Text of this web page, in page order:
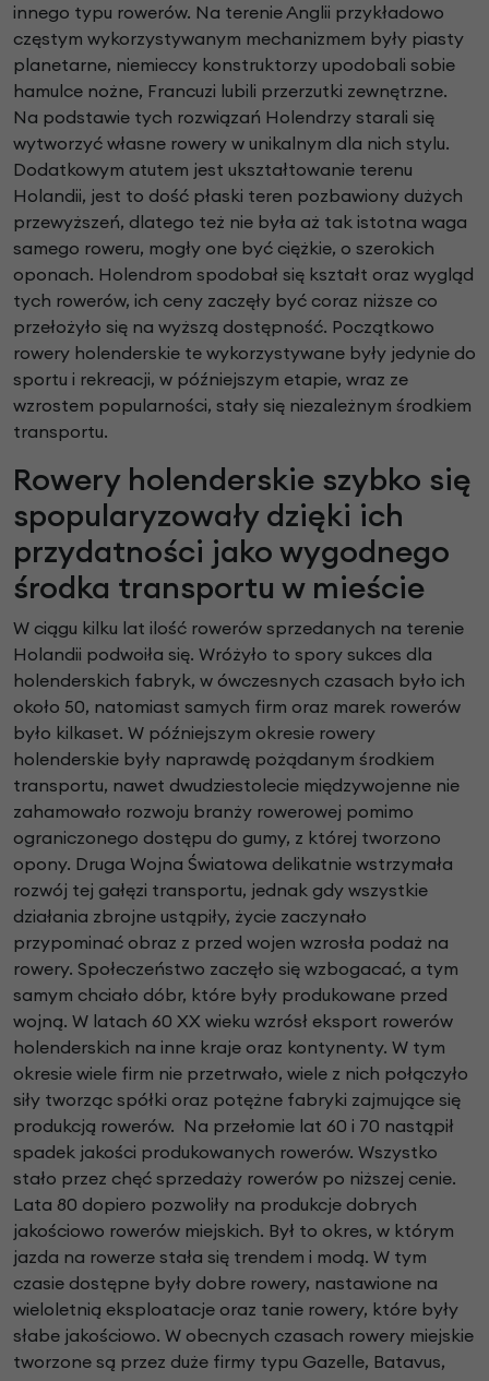
innego typu rowerów. Na terenie Anglii przykładowo
częstym wykorzystywanym mechanizmem były piasty
planetarne, niemieccy konstruktorzy upodobali sobie
hamulce nożne, Francuzi lubili przerzutki zewnętrzne.
Na podstawie tych rozwiązań Holendrzy starali się
wytworzyć własne rowery w unikalnym dla nich stylu.
Dodatkowym atutem jest ukształtowanie terenu
Holandii, jest to dość płaski teren pozbawiony dużych
przewyższeń, dlatego też nie była aż tak istotna waga
samego roweru, mogły one być ciężkie, o szerokich
oponach. Holendrom spodobał się kształt oraz wygląd
tych rowerów, ich ceny zaczęły być coraz niższe co
przełożyło się na wyższą dostępność. Początkowo
rowery holenderskie te wykorzystywane były jedynie do
sportu i rekreacji, w późniejszym etapie, wraz ze
wzrostem popularności, stały się niezależnym środkiem
transportu.
Rowery holenderskie szybko się
spopularyzowały dzięki ich
przydatności jako wygodnego
środka transportu w mieście
W ciągu kilku lat ilość rowerów sprzedanych na terenie
Holandii podwoiła się. Wróżyło to spory sukces dla
holenderskich fabryk, w ówczesnych czasach było ich
około 50, natomiast samych firm oraz marek rowerów
było kilkaset. W późniejszym okresie rowery
holenderskie były naprawdę pożądanym środkiem
transportu, nawet dwudziestolecie międzywojenne nie
zahamowało rozwoju branży rowerowej pomimo
ograniczonego dostępu do gumy, z której tworzono
opony. Druga Wojna Światowa delikatnie wstrzymała
rozwój tej gałęzi transportu, jednak gdy wszystkie
działania zbrojne ustąpiły, życie zaczynało
przypominać obraz z przed wojen wzrosła podaż na
rowery. Społeczeństwo zaczęło się wzbogacać, a tym
samym chciało dóbr, które były produkowane przed
wojną. W latach 60 XX wieku wzrósł eksport rowerów
holenderskich na inne kraje oraz kontynenty. W tym
okresie wiele firm nie przetrwało, wiele z nich połączyło
siły tworząc spółki oraz potężne fabryki zajmujące się
produkcją rowerów. Na przełomie lat 60 i 70 nastąpił
spadek jakości produkowanych rowerów. Wszystko
stało przez chęć sprzedaży rowerów po niższej cenie.
Lata 80 dopiero pozwoliły na produkcje dobrych
jakościowo rowerów miejskich. Był to okres, w którym
jazda na rowerze stała się trendem i modą. W tym
czasie dostępne były dobre rowery, nastawione na
wieloletnią eksploatacje oraz tanie rowery, które były
słabe jakościowo. W obecnych czasach rowery miejskie
tworzone są przez duże firmy typu Gazelle, Batavus,